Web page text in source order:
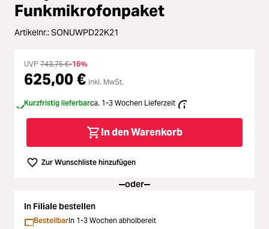
Licht & Studio
Loading...
Bildbearbeitung
Loading...
Ferngläser
Loading...
Second Hand
Loading...
SALE
Loading...
Funkmikrofonpaket
Artikelnr.:SONUWPD22K21
UVP 743,75 €-16%
625,00 € inkl. MwSt.
Kurzfristig lieferbarca. 1-3 Wochen Lieferzeit
In den Warenkorb
Zur Wunschliste hinzufügen
oder
In Filiale bestellen
BestellbarIn 1-3 Wochen abholbereit